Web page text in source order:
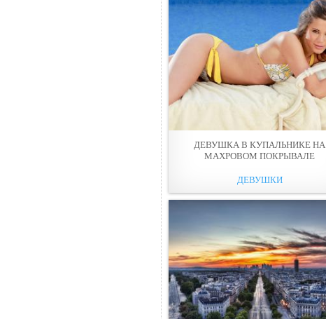
ДЕВУШКА В КУПАЛЬНИКЕ НА
МАХРОВОМ ПОКРЫВАЛE
ДЕВУШКИ